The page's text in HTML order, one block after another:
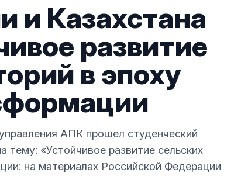
и Казахстана
развитие
в эпоху
АПК прошел студенческий
«Устойчивое развитие сельских
на материалах Российской Федерации